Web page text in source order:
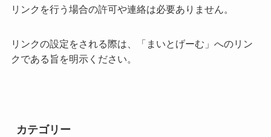
リンクを行う場合の許可や連絡は必要ありません。
リンクの設定をされる際は、「まいとげーむ」へのリン
クである旨を明示ください。
カテゴリー